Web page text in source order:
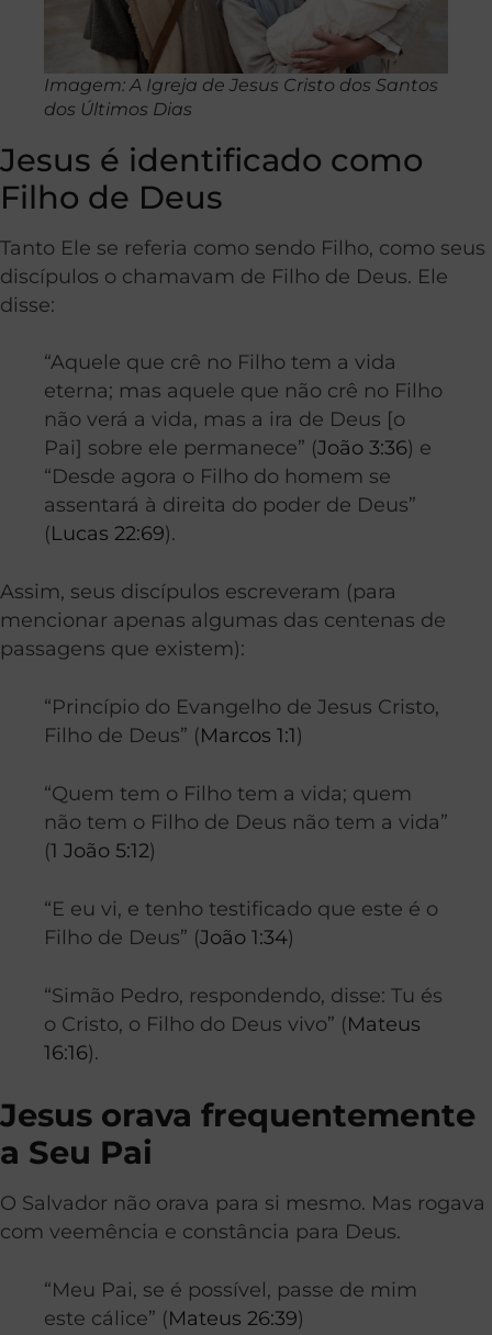
Imagem: A Igreja de Jesus Cristo dos Santos
dos Últimos Dias
Jesus é identificado como
Filho de Deus
Tanto Ele se referia como sendo Filho, como seus
discípulos o chamavam de Filho de Deus. Ele
disse:
“Aquele que crê no Filho tem a vida
eterna; mas aquele que não crê no Filho
não verá a vida, mas a ira de Deus [o
Pai] sobre ele permanece” (João 3:36) e
“Desde agora o Filho do homem se
assentará à direita do poder de Deus”
(Lucas 22:69).
Assim, seus discípulos escreveram (para
mencionar apenas algumas das centenas de
passagens que existem):
“Princípio do Evangelho de Jesus Cristo,
Filho de Deus” (Marcos 1:1)
“Quem tem o Filho tem a vida; quem
não tem o Filho de Deus não tem a vida”
(1 João 5:12)
“E eu vi, e tenho testificado que este é o
Filho de Deus” (João 1:34)
“Simão Pedro, respondendo, disse: Tu és
o Cristo, o Filho do Deus vivo” (Mateus
16:16).
Jesus orava frequentemente
a Seu Pai
O Salvador não orava para si mesmo. Mas rogava
com veemência e constância para Deus.
“Meu Pai, se é possível, passe de mim
este cálice” (Mateus 26:39)